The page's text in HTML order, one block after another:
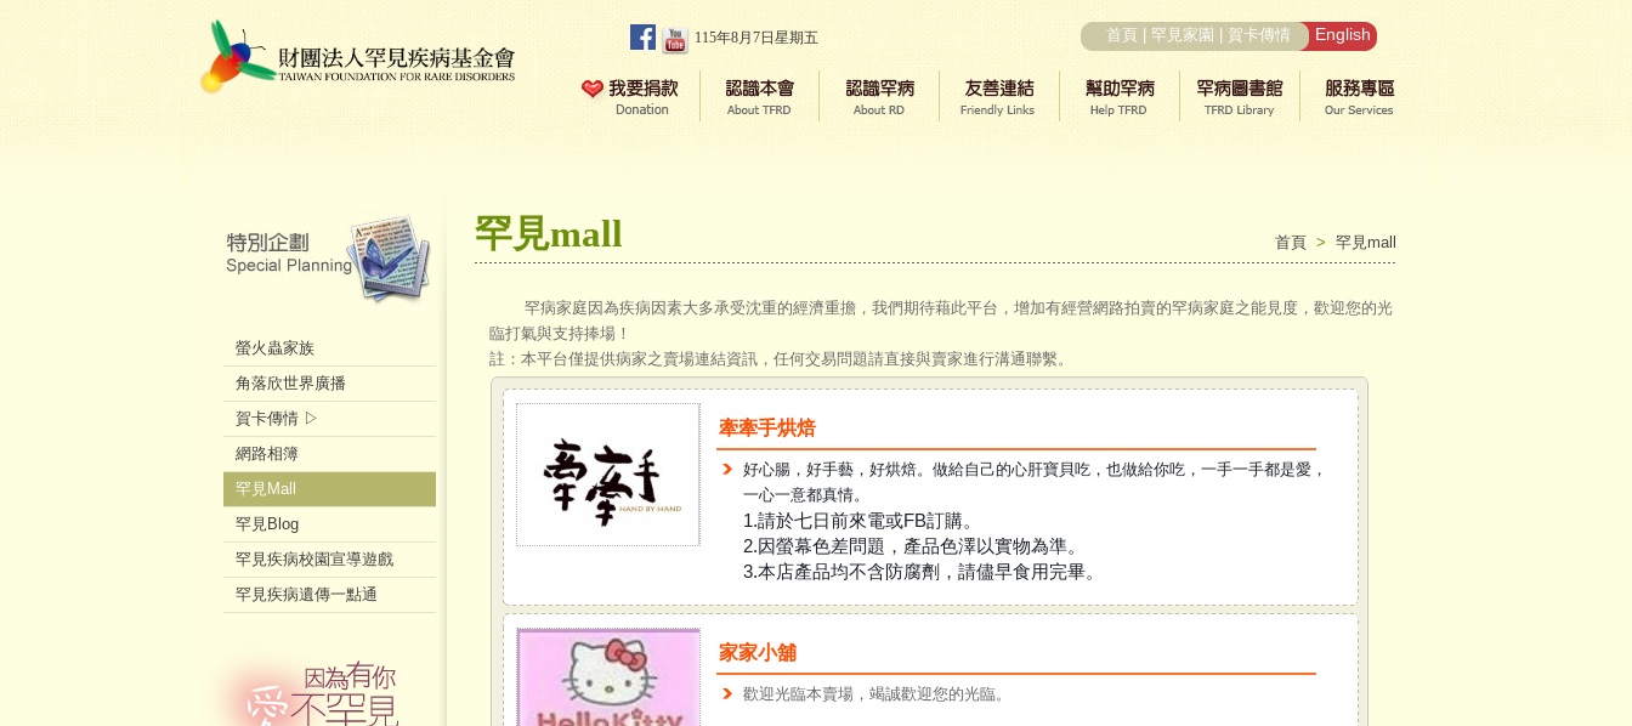
115年8月7日星期五 首頁 罕見家園 賀卡傳情 English
罕見mall 首頁 > 罕見mall
罕病家庭因為疾病因素大多承受沈重的經濟重擔，我們期待藉此平台，增加有經營網路拍賣的罕病家庭之能見度，歡迎您的光
臨打氣與支持捧場！
註：本平台僅提供病家之賣場連結資訊，任何交易問題請直接與賣家進行溝通聯繫。
牽牽手烘焙
好心腸，好手藝，好烘焙。做給自己的心肝寶貝吃，也做給你吃，一手一手都是愛，
一心一意都真情。
1.請於七日前來電或FB訂購。
2.因螢幕色差問題，產品色澤以實物為準。
3.本店產品均不含防腐劑，請儘早食用完畢。
家家小舖
歡迎光臨本賣場，竭誠歡迎您的光臨。
螢火蟲家族
角落欣世界廣播
賀卡傳情 ▷
網路相簿
罕見Mall
罕見Blog
罕見疾病校園宣導遊戲
罕見疾病遺傳一點通